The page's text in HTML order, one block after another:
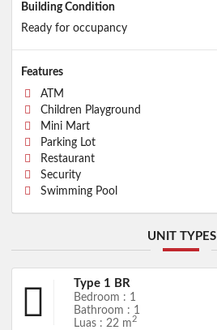
Building Condition
Ready for occupancy
Features
ATM
Children Playground
Mini Mart
Parking Lot
Restaurant
Security
Swimming Pool
UNIT TYPES
Type 1 BR
Bedroom : 1
Bathroom : 1
Luas : 22 m2